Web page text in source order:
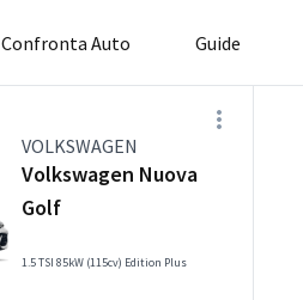
Confronta Auto Guide
VOLKSWAGEN
Volkswagen Nuova
Golf
1.5 TSI 85kW (115cv) Edition Plus